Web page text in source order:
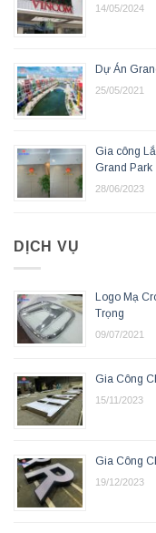
14/05/2024
Dự Án
25/05/2021
Gia công
Grand Park
28/06/2023
DỊCH VỤ
Logo Mạ
Trọng
09/07/2021
Gia Công
15/11/2023
Gia Công
19/12/2023